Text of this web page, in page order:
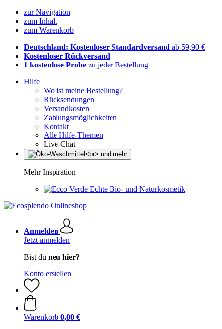
zur Navigation
zum Inhalt
zum Warenkorb
Deutschland: Kostenloser Standardversand ab 59,90 €
Kostenloser Rückversand
1 kostenlose Probe zu jeder Bestellung
Hilfe
Wo ist meine Bestellung?
Rücksendungen
Versandkosten
Zahlungsmöglichkeiten
Kontakt
Alle Hilfe-Themen
Live-Chat
Mehr Inspiration
Echte Bio- und Naturkosmetik
Anmelden
Jetzt anmelden
Bist du neu hier?
Konto erstellen
Warenkorb 0,00 €